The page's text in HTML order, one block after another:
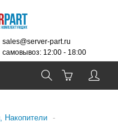
sales@server-part.ru
самовывоз: 12:00 - 18:00
Накопители -